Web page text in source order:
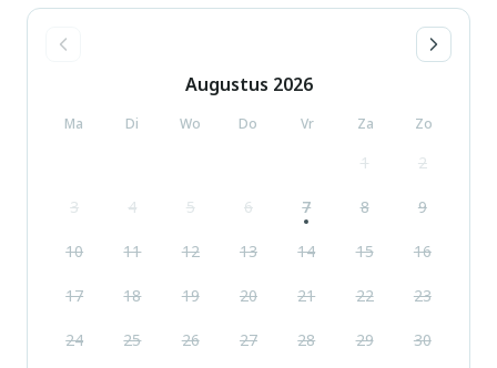
Augustus 2026
Ma Di Wo Do Vr Za Zo
1 2
3 4 5 6 7 8 9
10 11 12 13 14 15 16
17 18 19 20 21 22 23
24 25 26 27 28 29 30